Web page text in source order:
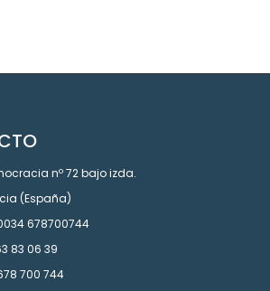
nº 72 bajo izda.
(España)
678700744
83 06 39
700 744